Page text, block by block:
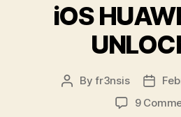
iOS
PostByfr3nsis
Post
date
9